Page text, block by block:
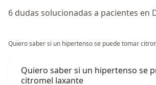
6 dudas solucionadas a pacientes en
Quiero saber si un hipertenso se puede tomar
Quiero saber si un hipertenso se
citromel laxante